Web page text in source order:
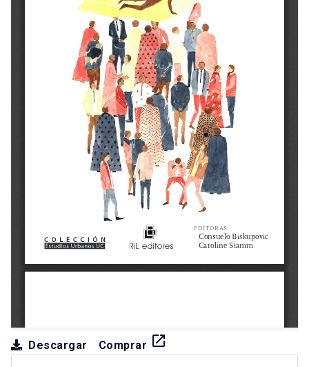
Descargar Comprar launch